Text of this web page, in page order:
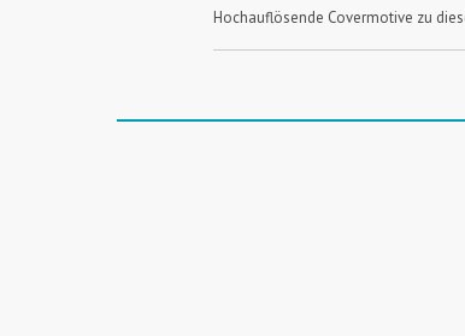
Hochauflösende Covermotive zu